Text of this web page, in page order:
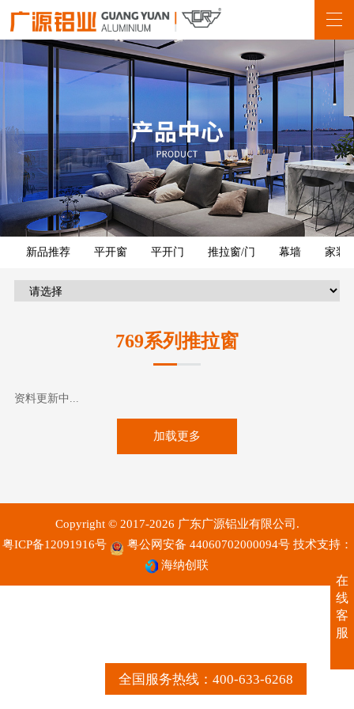
全国服务热线：400-633-6268
新品推荐 平开窗 平开门 推拉窗/门 幕墙 家装
769系列推拉窗
资料更新中...
加载更多
Copyright © 2017-2026 广东广源铝业有限公司.
粤ICP备12091916号
粤公网安备 44060702000094号 技术支持：
海纳创联
在
线
客
服